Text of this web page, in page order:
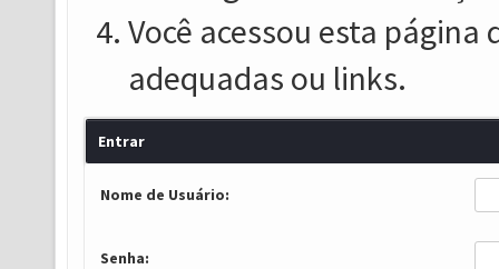
Você acessou esta
adequadas ou links.
Entrar
Nome de Usuário:
Senha: